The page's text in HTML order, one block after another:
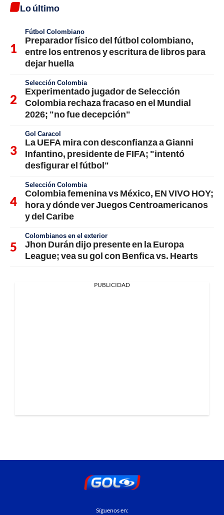
Lo último
Fútbol Colombiano
Preparador físico del fútbol colombiano,
entre los entrenos y escritura de libros para
dejar huella
Selección Colombia
Experimentado jugador de Selección
Colombia rechaza fracaso en el Mundial
2026; "no fue decepción"
Gol Caracol
La UEFA mira con desconfianza a Gianni
Infantino, presidente de FIFA; "intentó
desfigurar el fútbol"
Selección Colombia
Colombia femenina vs México, EN VIVO HOY;
hora y dónde ver Juegos Centroamericanos
y del Caribe
Colombianos en el exterior
Jhon Durán dijo presente en la Europa
League; vea su gol con Benfica vs. Hearts
PUBLICIDAD
Síguenos en: